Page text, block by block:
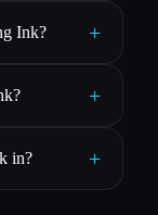
Ink? +
+
in? +